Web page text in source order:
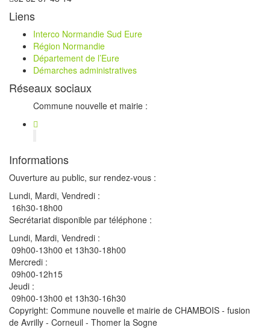
Liens
Interco Normandie Sud Eure
Région Normandie
Département de l’Eure
Démarches administratives
Réseaux sociaux
Commune nouvelle et mairie :
Informations
Ouverture au public, sur rendez-vous :
Lundi, Mardi, Vendredi :
16h30-18h00
Secrétariat disponible par téléphone :
Lundi, Mardi, Vendredi :
09h00-13h00 et 13h30-18h00
Mercredi :
09h00-12h15
Jeudi :
09h00-13h00 et 13h30-16h30
Copyright: Commune nouvelle et mairie de CHAMBOIS - fusion
de Avrilly - Corneuil - Thomer la Sogne